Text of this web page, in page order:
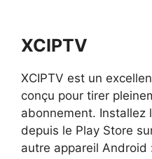
XCIPTV
XCIPTV est un
conçu pour tirer
abonnement. Installez
depuis le Play Store
autre appareil Android